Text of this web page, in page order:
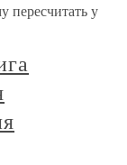
пересчитать у